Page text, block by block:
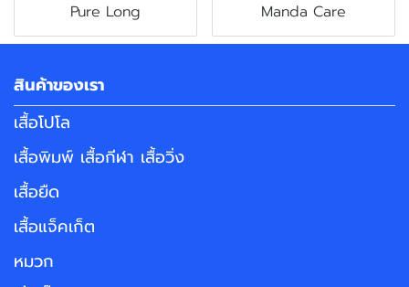
Pure Long Manda Care
สินค้าของเรา
เสื้อโปโล
เสื้อพิมพ์ เสื้อกีฬา เสื้อวิ่ง
เสื้อยืด
เสื้อแจ็คเก็ต
หมวก